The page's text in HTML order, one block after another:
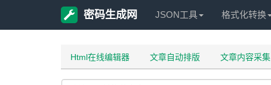
密码生成网 JSON工具 格式化转换
Html在线编辑器 文章自动排版 文章内容采集